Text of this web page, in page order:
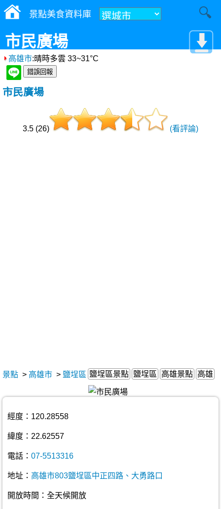
景點美食資料庫
市民廣場
高雄市:晴時多雲 33~31°C
市民廣場
3.5 (26) (看評論)
景點 > 高雄市 > 鹽埕區 鹽埕區景點 鹽埕區 高雄景點 高雄
經度：120.28558
緯度：22.62557
電話： 07-5513316
地址： 高雄市803鹽埕區中正四路、大勇路口
開放時間：全天候開放